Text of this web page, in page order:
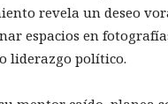
revela un deseo
espacios en
liderazgo político.